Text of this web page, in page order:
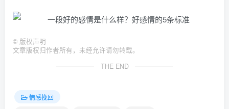
© 版权声明
文章版权归作者所有，未经允许请勿转载。
THE END
情感挽回